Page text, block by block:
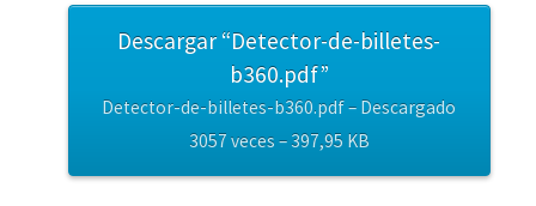
Descargar “Detector-de-billetes-
b360.pdf”
Detector-de-billetes-b360.pdf – Descargado
3057 veces – 397,95 KB